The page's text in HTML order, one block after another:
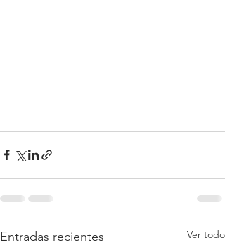
Entradas recientes Ver todo